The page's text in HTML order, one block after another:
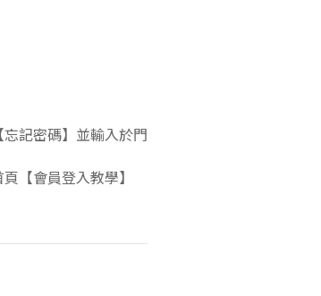
記密碼】並輸入於門
【會員登入教學】